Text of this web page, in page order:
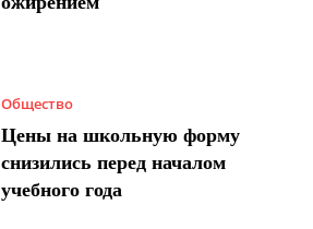
Общество
Цены на школьную форму
снизились перед началом
учебного года